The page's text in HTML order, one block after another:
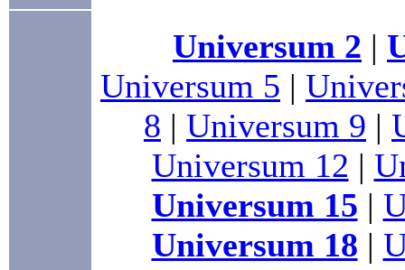
Universum 2 |
Universum 5 |
8 | Universum 9 |
Universum 12 |
Universum 15 |
Universum 18 |